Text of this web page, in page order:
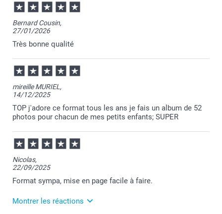
10:53
Bonjour Laurence,
Je vous remercie pour votre commande et je suis
ravie d'apprendre votre satisfaction continue avec le
Format 52 au fil des ans.
Je vous remercie sincèrement pour votre fidélité et
votre appréciation.
Passez une belle journée.
Cordialement,
Florence@smartphoto
Bernard Cousin,
27/01/2026
Très bonne qualité
mireille MURIEL,
14/12/2025
TOP j'adore ce format tous les ans je fais un album de 52
photos pour chacun de mes petits enfants; SUPER
Nicolas,
22/09/2025
Format sympa, mise en page facile à faire.
Montrer les réactions